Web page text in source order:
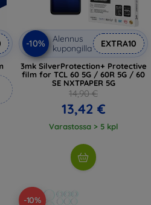
-10%
Alennus
kupongilla
EXTRA10
3mk SilverProtection+ Protective
film for TCL 60 5G / 60R 5G / 60
SE NXTPAPER 5G
14,90 €
13,42 €
Varastossa > 5 kpl
-10%